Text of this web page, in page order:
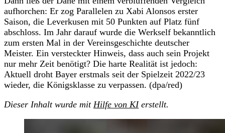
aufhorchen: Er zog Parallelen zu Xabi Alonsos erster
Saison, die Leverkusen mit 50 Punkten auf Platz fünf
abschloss. Im Jahr darauf wurde die Werkself bekanntlich
zum ersten Mal in der Vereinsgeschichte deutscher
Meister. Ein versteckter Hinweis, dass auch sein Projekt
nur mehr Zeit benötigt? Die harte Realität ist jedoch:
Aktuell droht Bayer erstmals seit der Spielzeit 2022/23
wieder, die Königsklasse zu verpassen. (dpa/red)
Dieser Inhalt wurde mit Hilfe von KIerstellt.